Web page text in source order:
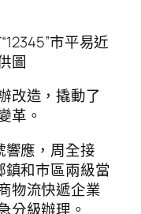
市平易近
圖
改造，撬動了
革。
應，周全接
和市區兩級當
物流快遞企業
分級辦理。